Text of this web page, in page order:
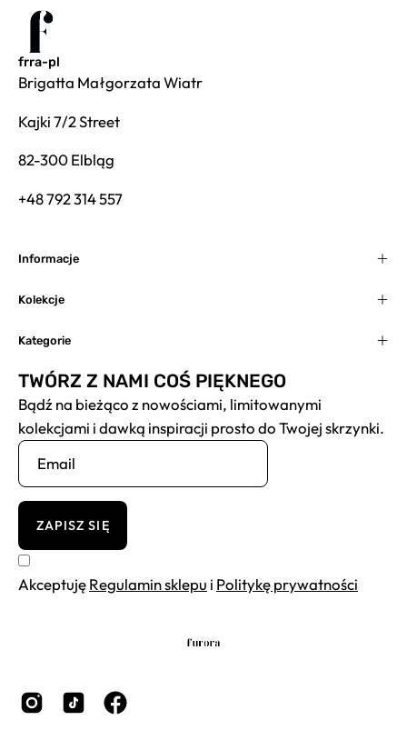
frra-pl
Brigatta Małgorzata Wiatr
Kajki 7/2 Street
82-300 Elbląg
+48 792 314 557
Informacje
Kolekcje
Kategorie
TWÓRZ Z NAMI COŚ PIĘKNEGO
Bądź na bieżąco z nowościami, limitowanymi
kolekcjami i dawką inspiracji prosto do Twojej skrzynki.
ZAPISZ SIĘ
AkceptujęRegulamin sklepu i Politykę prywatności